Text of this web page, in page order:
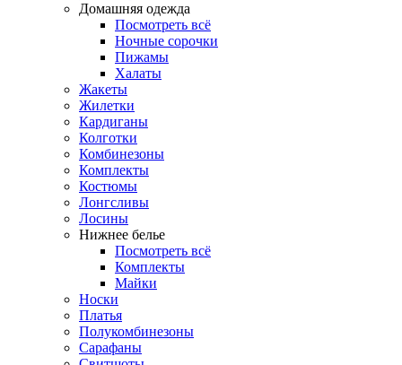
Домашняя одежда
Посмотреть всё
Ночные сорочки
Пижамы
Халаты
Жакеты
Жилетки
Кардиганы
Колготки
Комбинезоны
Комплекты
Костюмы
Лонгсливы
Лосины
Нижнее белье
Посмотреть всё
Комплекты
Майки
Носки
Платья
Полукомбинезоны
Сарафаны